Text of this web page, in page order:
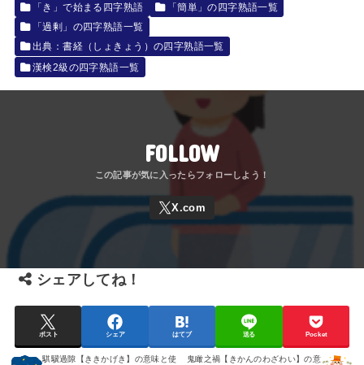
「き」で始まる四字熟語
「簡単」の四字熟語一覧
「過剰」の四字熟語一覧
出典：書経（しょきょう）の四字熟語一覧
漢検2級の四字熟語一覧
FOLLOW
シェアしてね！
ポスト シェア はてブ 送る Pocket
騏驥過隙【ききかげき】の意味と使
鬼瞰之禍【きかんのわざわい】の意